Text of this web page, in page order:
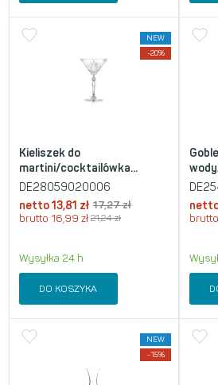
NEW
-20%
Kieliszek do
martini/cocktailówka...
DE28059020006
netto13,81 zł 17,27zł
brutto 16,99 zł 21,24zł
Wysyłka 24 h
DO KOSZYKA
brutto
NEW
-15%